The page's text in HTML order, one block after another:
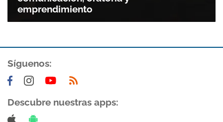
emprendimiento
Síguenos:
Descubre nuestras apps: